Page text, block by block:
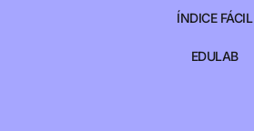
ÍNDICE FÁCIL
EDULAB